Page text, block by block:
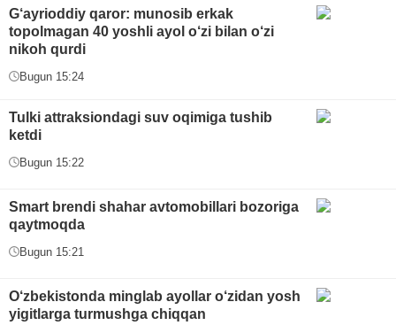
G‘ayrioddiy qaror: munosib erkak
topolmagan 40 yoshli ayol o‘zi bilan o‘zi
nikoh qurdi
Bugun 15:24
Tulki attraksiondagi suv oqimiga tushib
ketdi
Bugun 15:22
Smart brendi shahar avtomobillari bozoriga
qaytmoqda
Bugun 15:21
O‘zbekistonda minglab ayollar o‘zidan yosh
yigitlarga turmushga chiqqan